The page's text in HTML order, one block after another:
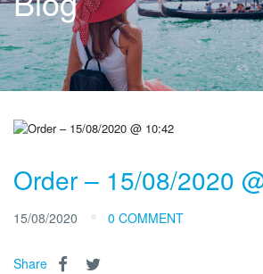
Order – 15/08/2020
15/08/2020 0 COMMENT
Share